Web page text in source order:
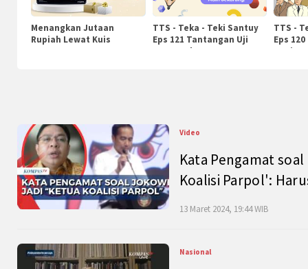
Menangkan Jutaan
Rupiah Lewat Kuis
TTS - Teka - Teki Santuy
Eps 121 Tantangan Uji
Pengetahuan
TTS -
Eps
Video
Kata Pengamat
Koalisi Parpol':
13 Maret 2024, 19:44 WIB
Nasional